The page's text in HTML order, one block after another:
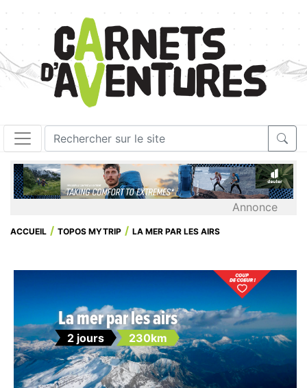
Annonce
ACCUEIL TOPOS MYTRIP LA MER PAR LES AIRS
La mer par les airs
2 jours 230km